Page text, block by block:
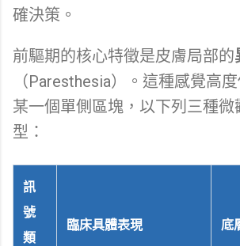
確決策。
前驅期的核心特徵是皮膚局部的
（Paresthesia）。這種感覺高
某一個單側區塊，以下列三種
型：
訊
號
類
臨床具體表現 底